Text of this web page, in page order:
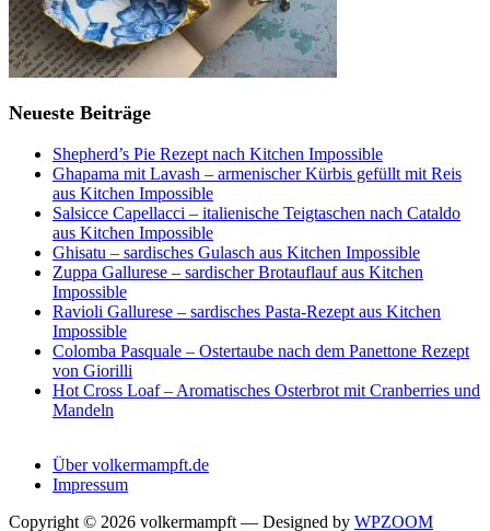
Neueste Beiträge
Shepherd’s Pie Rezept nach Kitchen Impossible
Ghapama mit Lavash – armenischer Kürbis gefüllt mit Reis
aus Kitchen Impossible
Salsicce Capellacci – italienische Teigtaschen nach Cataldo
aus Kitchen Impossible
Ghisatu – sardisches Gulasch aus Kitchen Impossible
Zuppa Gallurese – sardischer Brotauflauf aus Kitchen
Impossible
Ravioli Gallurese – sardisches Pasta-Rezept aus Kitchen
Impossible
Colomba Pasquale – Ostertaube nach dem Panettone Rezept
von Giorilli
Hot Cross Loaf – Aromatisches Osterbrot mit Cranberries und
Mandeln
Über volkermampft.de
Impressum
Copyright © 2026 volkermampft — Designed by WPZOOM